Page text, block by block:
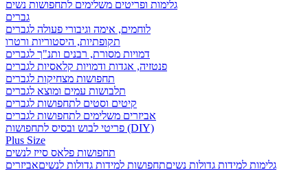
גלימות ופריטים משלימים לתחפושות נשים
גברים
לוחמים, אימה וגיבורי פעולה לגברים
תקופתיות, היסטוריות ורטרו
דמויות מסורת, רבנים ותנ"ך לגברים
פנטזיה, אגדות ודמויות קלאסיות לגברים
תחפושות מצחיקות לגברים
תלבושות עמים ומוצא לגברים
קיטים וסטים לתחפושות לגברים
אביזרים משלימים לתחפושות לגברים
פריטי לבוש ובסיס לתחפושות (DIY)
Plus Size
תחפושות פלאס סייז לנשים
גלימות למידות גדולות נשיםתחפושות למידות גדולות לנשיםאביזרים